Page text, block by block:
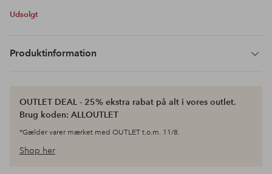
Udsolgt
Produktinformation
OUTLET DEAL - 25% ekstra rabat på alt i vores outlet.
Brug koden: ALLOUTLET
*Gælder varer mærket med OUTLET t.o.m. 11/8.
Shop her